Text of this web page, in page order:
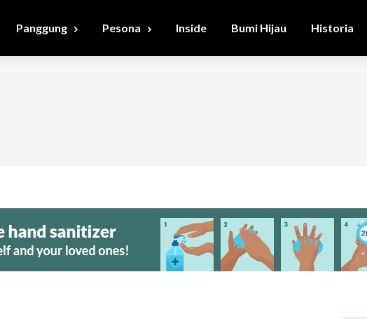
Panggung Pesona Inside Bumi Hijau Historia